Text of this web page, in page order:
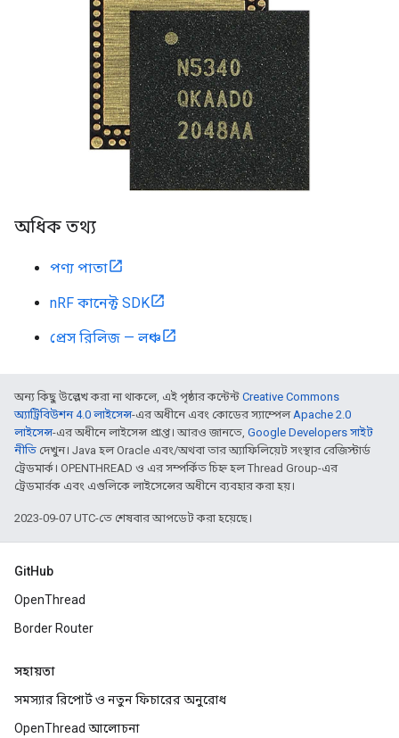
অধিক তথ্য
পণ্য পাতা
nRF কানেক্ট SDK
প্রেস রিলিজ — লঞ্চ
অন্য কিছু উল্লেখ করা না থাকলে, এই পৃষ্ঠার কন্টেন্ট Creative Commons
অ্যাট্রিবিউশন 4.0 লাইসেন্স-এর অধীনে এবং কোডের স্যাম্পেলApache 2.0
লাইসেন্স-এর অধীনে লাইসেন্স প্রাপ্ত। আরও জানতে, Google Developers সাইট
নীতি দেখুন। Java হল Oracle এবং/অথবা তার অ্যাফিলিয়েট সংস্থার রেজিস্টার্ড
ট্রেডমার্ক। OPENTHREAD ও এর সম্পর্কিত চিহ্ন হল Thread Group-এর
ট্রেডমার্রক এবং এগুলিকে লাইসেন্সের অধীনে ব্যবহার করা হয়।
2023-09-07 UTC-তে শেষবার আপডেট করা হয়েছে।
GitHub
OpenThread
Border Router
সহায়তা
সমস্যার রিপোর্ট ও নতুন ফিচারের অনুরোধ
OpenThread আলোচনা